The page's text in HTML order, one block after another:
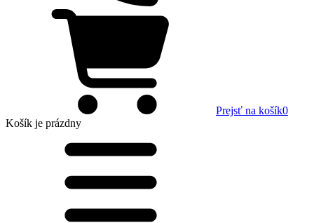
Prejsť na košík0
Košík je prázdny